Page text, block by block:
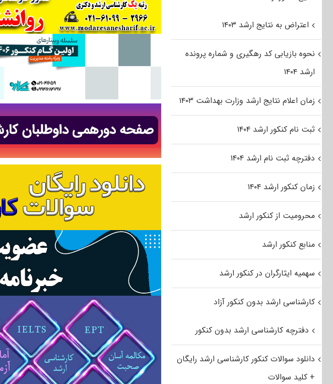
اعتراض به نتایج ارشد ۱۴۰۳
نحوه بازیابی کد رهگیری و شماره پرونده
ارشد ۱۴۰۴
زمان اعلام نتایج ارشد وزارت بهداشت ۱۴۰۳
ثبت نام کنکور ارشد ۱۴۰۴
دفترچه ثبت نام ارشد ۱۴۰۴
زمان کنکور ارشد ۱۴۰۴
محرومیت از کنکور ارشد
منابع کنکور ارشد
سهمیه ایثارگران در کنکور ارشد
کارشناسی ارشد بدون کنکور آزاد
دفترچه کارشناسی ارشد بدون کنکور
دانلود سوالات کنکور کارشناسی ارشد رایگان
+ کلید سوالات